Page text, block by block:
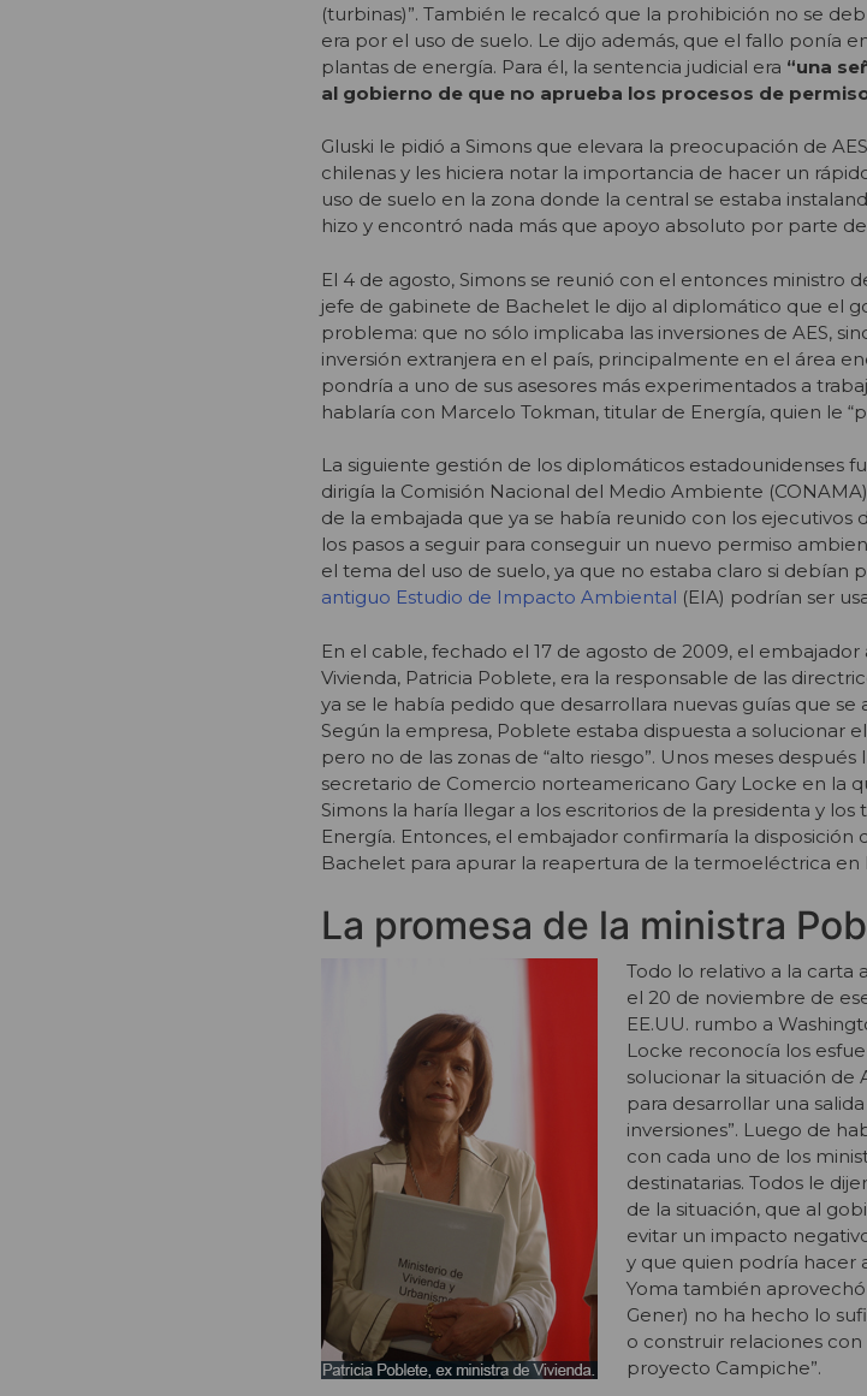
(turbinas)”. También le recalcó que la prohibición no se
era por el uso de suelo. Le dijo además, que el fallo ponía
plantas de energía. Para él, la sentencia judicial era “una
al gobierno de que no aprueba los procesos de
Gluski le pidió a Simons que elevara la preocupación de
chilenas y les hiciera notar la importancia de hacer un
uso de suelo en la zona donde la central se estaba
hizo y encontró nada más que apoyo absoluto por parte
El 4 de agosto, Simons se reunió con el entonces ministro
jefe de gabinete de Bachelet le dijo al diplomático que el
problema: que no sólo implicaba las inversiones de AES,
inversión extranjera en el país, principalmente en el área
pondría a uno de sus asesores más experimentados a
hablaría con Marcelo Tokman, titular de Energía, quien le
La siguiente gestión de los diplomáticos estadounidenses
dirigía la Comisión Nacional del Medio Ambiente
de la embajada que ya se había reunido con los ejecutivos
los pasos a seguir para conseguir un nuevo permiso
el tema del uso de suelo, ya que no estaba claro si debían
antiguo Estudio de Impacto Ambiental (EIA) podrían ser
En el cable, fechado el 17 de agosto de 2009, el
Vivienda, Patricia Poblete, era la responsable de las
ya se le había pedido que desarrollara nuevas guías que
Según la empresa, Poblete estaba dispuesta a solucionar
pero no de las zonas de “alto riesgo”. Unos meses
secretario de Comercio norteamericano Gary Locke en la
Simons la haría llegar a los escritorios de la presidenta y
Energía. Entonces, el embajador confirmaría la disposición
Bachelet para apurar la reapertura de la termoeléctrica en
La promesa de la ministra
Todo lo relativo a la
el 20 de noviembre de
EE.UU. rumbo a
Locke reconocía los
solucionar la situación de
para desarrollar una
inversiones”. Luego de
con cada uno de los
destinatarias. Todos le
de la situación, que al
evitar un impacto
y que quien podría hacer
Yoma también
Gener) no ha hecho lo
o construir relaciones
proyecto Campiche”.